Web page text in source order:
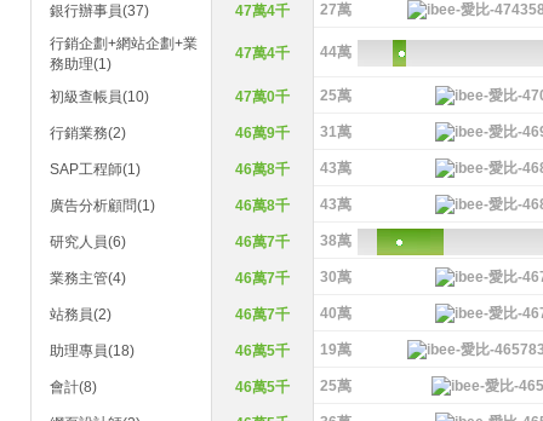
銀行辦事員(37) 47萬4千
27萬
行銷企劃+網站企劃+業
務助理(1)
47萬4千 44萬
初級查帳員(10) 47萬0千 25萬
行銷業務(2) 46萬9千 31萬
SAP工程師(1) 46萬8千 43萬
廣告分析顧問(1) 46萬8千 43萬
研究人員(6) 46萬7千 38萬
業務主管(4) 46萬7千 30萬
站務員(2) 46萬7千 40萬
助理專員(18) 46萬5千 19萬
會計(8) 46萬5千 25萬